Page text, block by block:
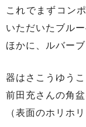
これでまずコン
いただいたブル
ほかに、ルバー
器はさこうゆう
前田充さんの角
（表面のホリホ